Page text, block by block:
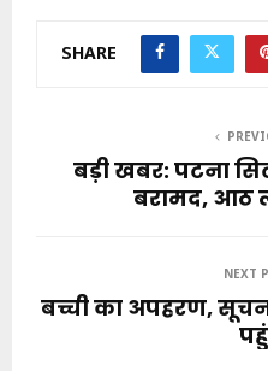
SHARE
बड़ी खबर: पटना
बरामद, आठ
NEXT
बच्ची का अपहरण,